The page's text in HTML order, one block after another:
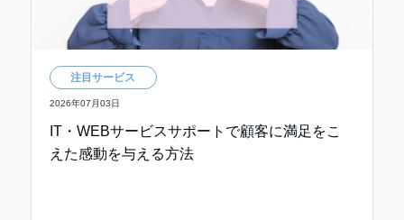
注目サービス
2026年07月03日
IT・WEBサービスサポートで顧客に満足をこ
えた感動を与える方法